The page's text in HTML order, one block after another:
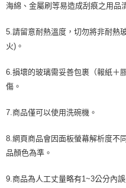
海綿、金屬刷等易造成刮痕之用品
5.請留意耐熱溫度，切勿將非耐熱
火)。
6.損壞的玻璃需妥善包裹（報紙＋
傷。
7.商品僅可以使用洗碗機。
8.網頁商品會因面板螢幕解析度不
品顏色為準。
9.商品為人工丈量略有1~3公分內